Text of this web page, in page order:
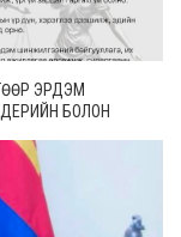
ЭРДЭМ
БОЛОН